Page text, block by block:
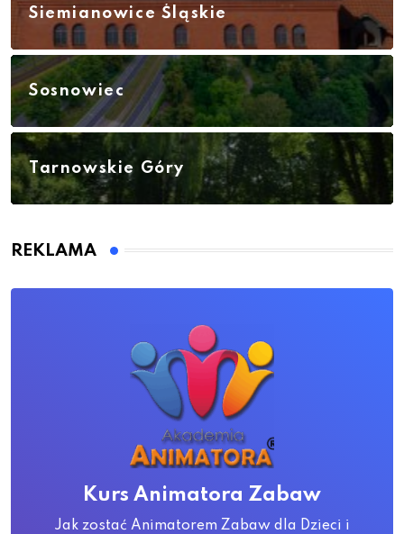
Siemianowice Śląskie
Sosnowiec
Tarnowskie Góry
REKLAMA
Kurs Animatora Zabaw
Jak zostać Animatorem Zabaw dla Dzieci i